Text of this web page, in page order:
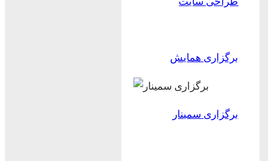
برگزاری همایش
برگزاری سمینار